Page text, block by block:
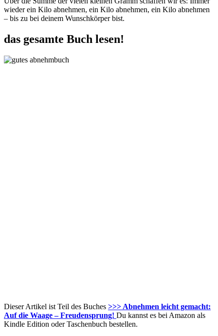
wieder ein Kilo abnehmen, ein Kilo abnehmen, ein Kilo abnehmen
– bis zu bei deinem Wunschkörper bist.
das gesamte Buch lesen!
Dieser Artikel ist Teil des Buches >>> Abnehmen leicht gemacht:
Auf die Waage – Freudensprung! Du kannst es bei Amazon als
Kindle Edition oder Taschenbuch bestellen.